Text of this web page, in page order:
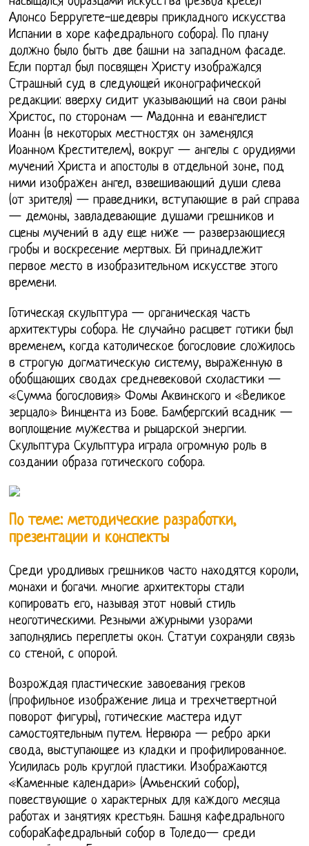
Алонсо Берругете-шедевры прикладного искусства
Испании в хоре кафедрального собора). По плану
должно было быть две башни на западном фасаде.
Если портал был посвящен Христу изображался
Страшный суд в следующей иконографической
редакции: вверху сидит указывающий на свои раны
Христос, по сторонам — Мадонна и евангелист
Иоанн (в некоторых местностях он заменялся
Иоанном Крестителем), вокруг — ангелы с орудиями
мучений Христа и апостолы в отдельной зоне, под
ними изображен ангел, взвешивающий души слева
(от зрителя) — праведники, вступающие в рай справа
— демоны, завладевающие душами грешников и
сцены мучений в аду еще ниже — разверзающиеся
гробы и воскресение мертвых. Ей принадлежит
первое место в изобразительном искусстве этого
времени.
Готическая скульптура — органическая часть
архитектуры собора. Не случайно расцвет готики был
временем, когда католическое богословие сложилось
в строгую догматическую систему, выраженную в
обобщающих сводах средневековой схоластики —
«Сумма богословия» Фомы Аквинского и «Великое
зерцало» Винцента из Бове. Бамбергский всадник —
воплощение мужества и рыцарской энергии.
Скульптура Скульптура играла огромную роль в
создании образа готического собора.
По теме: методические разработки,
презентации и конспекты
Среди уродливых грешников часто находятся короли,
монахи и богачи. многие архитекторы стали
копировать его, называя этот новый стиль
неоготическими. Резными ажурными узорами
заполнялись переплеты окон. Статуи сохраняли связь
со стеной, с опорой.
Возрождая пластические завоевания греков
(профильное изображение лица и трехчетвертной
поворот фигуры), готические мастера идут
самостоятельным путем. Нервюра — ребро арки
свода, выступающее из кладки и профилированное.
Усилилась роль круглой пластики. Изображаются
«Каменные календари» (Амьенский собор),
повествующие о характерных для каждого месяца
работах и занятиях крестьян. Башня кафедрального
собораКафедральный собор в Толедо— среди